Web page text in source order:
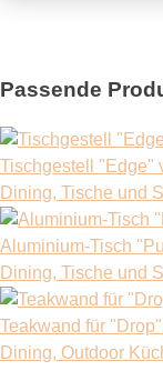
Passende
Tischgestell "Edge"
Dining, Tische und
Aluminium-Tisch
Dining, Tische und
Teakwand für
Dining, Outdoor